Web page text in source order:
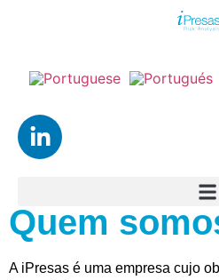
Quem
A iPresas é uma empresa cujo